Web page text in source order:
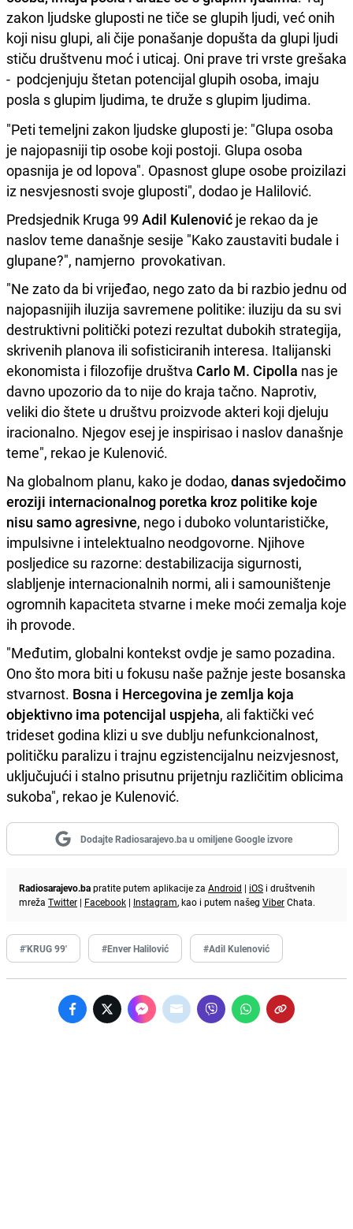
zakon ljudske gluposti ne tiče se glupih ljudi, već onih
koji nisu glupi, ali čije ponašanje dopušta da glupi ljudi
stiču društvenu moć i uticaj. Oni prave tri vrste grešaka
- podcjenjuju štetan potencijal glupih osoba, imaju
posla s glupim ljudima, te druže s glupim ljudima.
"Peti temeljni zakon ljudske gluposti je: "Glupa osoba
je najopasniji tip osobe koji postoji. Glupa osoba
opasnija je od lopova". Opasnost glupe osobe proizilazi
iz nesvjesnosti svoje gluposti", dodao je Halilović.
Predsjednik Kruga 99 Adil Kulenović je rekao da je
naslov teme današnje sesije "Kako zaustaviti budale i
glupane?", namjerno provokativan.
"Ne zato da bi vrijeđao, nego zato da bi razbio jednu od
najopasnijih iluzija savremene politike: iluziju da su svi
destruktivni politički potezi rezultat dubokih strategija,
skrivenih planova ili sofisticiranih interesa. Italijanski
ekonomista i filozofije društva Carlo M. Cipolla nas je
davno upozorio da to nije do kraja tačno. Naprotiv,
veliki dio štete u društvu proizvode akteri koji djeluju
iracionalno. Njegov esej je inspirisao i naslov današnje
teme", rekao je Kulenović.
Na globalnom planu, kako je dodao, danas svjedočimo
eroziji internacionalnog poretka kroz politike koje
nisu samo agresivne, nego i duboko voluntarističke,
impulsivne i intelektualno neodgovorne. Njihove
posljedice su razorne: destabilizacija sigurnosti,
slabljenje internacionalnih normi, ali i samouništenje
ogromnih kapaciteta stvarne i meke moći zemalja koje
ih provode.
"Međutim, globalni kontekst ovdje je samo pozadina.
Ono što mora biti u fokusu naše pažnje jeste bosanska
stvarnost. Bosna i Hercegovina je zemlja koja
objektivno ima potencijal uspjeha, ali faktički već
trideset godina klizi u sve dublju nefunkcionalnost,
političku paralizu i trajnu egzistencijalnu neizvjesnost,
uključujući i stalno prisutnu prijetnju različitim oblicima
sukoba", rekao je Kulenović.
Dodajte Radiosarajevo.ba u omiljene Google izvore
Radiosarajevo.bapratite putem aplikacije za Android | iOS i društvenih
mreža Twitter | Facebook | Instagram, kao i putem našeg ViberChata.
#'KRUG 99' #Enver Halilović #Adil Kulenović